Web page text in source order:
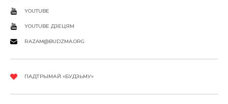
YOUTUBE
YOUTUBE ДЗЕЦЯМ
RAZAM@BUDZMA.ORG
ПАДТРЫМАЙ «БУДЗЬМУ»